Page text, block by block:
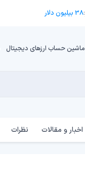
38 بیلیون دلار
ماشین حساب ارزهای دیجیتال
اخبار و مقالات نظرات